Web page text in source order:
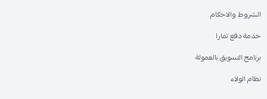
الشروط والاحكام
خدمة دفع تمارا
برنامج التسويق بالعمولة
نظام الولاء